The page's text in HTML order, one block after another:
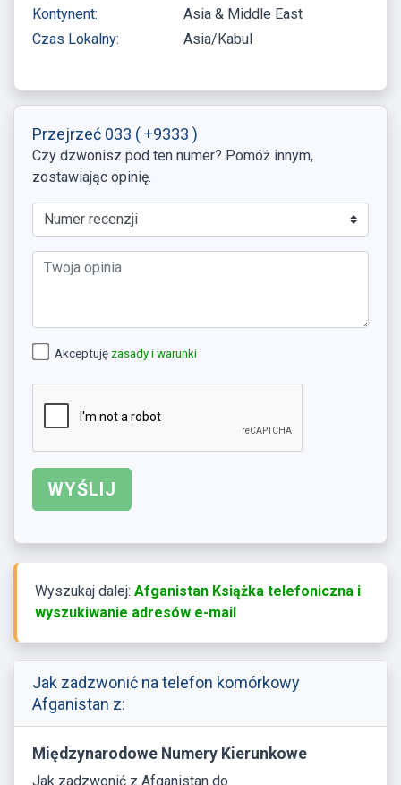
Kontynent:
Asia & Middle East
Czas Lokalny:
Asia/Kabul
Przejrzeć 033 ( +9333 )
Czy dzwonisz pod ten numer? Pomóż innym,
zostawiając opinię.
Akceptuję zasady i warunki
Wyszukaj dalej: Afganistan Książka telefoniczna i
wyszukiwanie adresów e-mail
Jak zadzwonić na telefon komórkowy
Afganistan z:
Międzynarodowe Numery Kierunkowe
Jak zadzwonić z Afganistan do